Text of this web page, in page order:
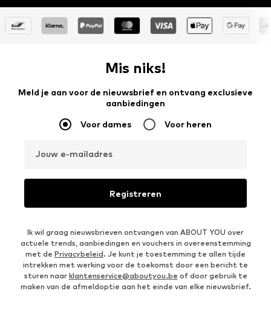
Mis niks!
Meld je aan voor de nieuwsbrief en ontvang exclusieve
aanbiedingen
Voor dames Voor heren
Jouw e-mailadres
Registreren
Ik wil graag nieuwsbrieven ontvangen van ABOUT YOU over
actuele trends, aanbiedingen en vouchers in overeenstemming
met de Privacybeleid. Je kunt je toestemming te allen tijde
intrekken met werking voor de toekomst door een bericht te
sturen naar klantenservice@aboutyou.be of door gebruik te
maken van de afmeldoptie aan het einde van elke nieuwsbrief.